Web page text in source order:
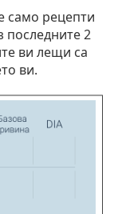
само рецепти
последните 2
ви лещи са
ви.